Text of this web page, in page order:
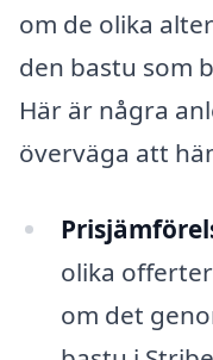
om de olika
den bastu som
Här är några
överväga att
olika
om det